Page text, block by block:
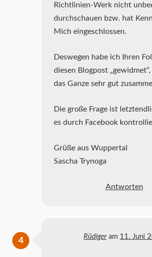
Richtlinien-Werk nicht
durchschauen bzw. hat
Mich eingeschlossen.
Deswegen habe ich Ihren
diesen Blogpost
das Ganze sehr gut
Die große Frage ist
es durch Facebook
Grüße aus Wuppertal
Sascha Trynoga
Antworten
Rüdiger am 11. Juni